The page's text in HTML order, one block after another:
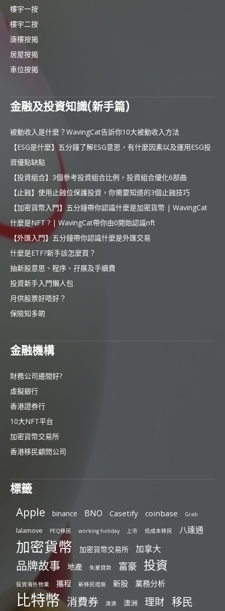
樓宇一按
樓宇二按
唐樓按揭
居屋按揭
車位按揭
金融及投資知識(新手篇)
被動收入是什麼？WavingCat告訴你10大被動收入方法
【ESG是什麼】五分鐘了解ESG意思，有什麼因素以及運用ESG投
資優點缺點
【投資組合】3個參考投資組合比例，投資組合優化6部曲
【止蝕】使用止蝕位保護投資，你需要知道的3個止蝕技巧
【加密貨幣入門】五分鐘帶你認識什麼是加密貨幣 | WavingCat
什麼是NFT ? | WavingCat帶你由0開始認識nft
【外匯入門】五分鐘帶你認識什麼是外匯交易
什麼是ETF?新手該怎麼買？
抽新股意思、程序、孖展及手續費
投資新手入門懶人包
月供股票好唔好？
保險知多啲
金融機構
財務公司邊間好?
虛擬銀行
香港證券行
10大NFT平台
加密貨幣交易所
香港移民顧問公司
標籤
Apple binance BNO Casetify coinbase Grab
lalamove PEQ移民 working holiday 上市 低成本移民 八達通
加密貨幣 加密貨幣交易所 加拿大
品牌故事 地產 失業貸款 富豪 投資
投資海外物業 攜程 新移民措施 新股 業務分析
比特幣 消費券 滴滴 澳洲 理財 移民